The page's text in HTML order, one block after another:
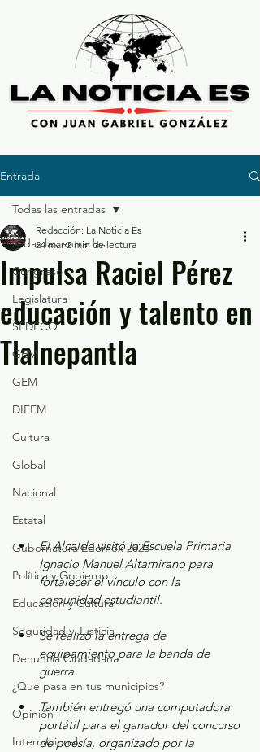
Entrada
Todas las entradas
Congreso
Legislatura
SEDECO
GEM
GEM
DIFEM
Cultura
Global
Nacional
Estatal
Gubernatura Edoméx 2023
Política y Gobierno
Educación y Cultura
Seguridad y Justicia
Denuncia Ciudadana
¿Qué pasa en tus municipios?
Opinión
Internacional
Todas las entradas
Impulsa Raciel Pérez
educación y talento en
Tlalnepantla
Redacción: La Noticia Es
24 mar 2 min de lectura
El Alcalde visitó la Escuela Primaria
Ignacio Manuel Altamirano para
fortalecer el vínculo con la
comunidad estudiantil.
Se realizó la entrega de
equipamiento para la banda de
guerra.
También entregó una computadora
portátil para el ganador del concurso
de poesía, organizado por la